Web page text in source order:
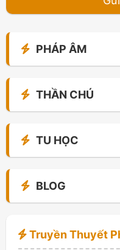
PHÁP ÂM
THẦN CHÚ
TU HỌC
BLOG
Truyền Thuyết